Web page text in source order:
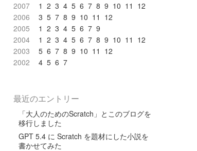
2007
1 2 3 4 5 6 7 8 9 10 11 12
2006
3 5 7 8 9 10 11 12
2005
1 2 3 4 5 6 7 9
2004
1 2 3 4 5 6 7 8 9 10 11 12
2003
5 6 7 8 9 10 11 12
2002
4 5 6 7
最近のエントリー
「大人のためのScratch」とこのブログを
移行しました
GPT 5.4 に Scratch を題材にした小説を
書かせてみた